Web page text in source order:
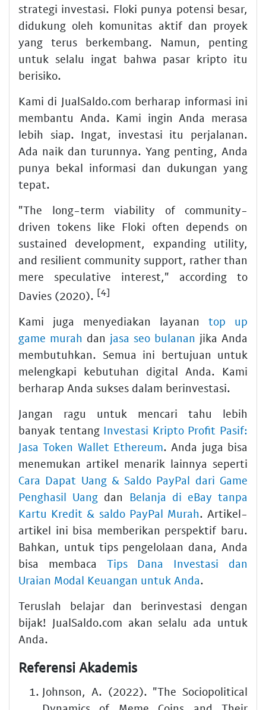
strategi investasi. Floki punya potensi besar,
didukung oleh komunitas aktif dan proyek
yang terus berkembang. Namun, penting
untuk selalu ingat bahwa pasar kripto itu
berisiko.
Kami di JualSaldo.com berharap informasi ini
membantu Anda. Kami ingin Anda merasa
lebih siap. Ingat, investasi itu perjalanan.
Ada naik dan turunnya. Yang penting, Anda
punya bekal informasi dan dukungan yang
tepat.
"The long-term viability of community-
driven tokens like Floki often depends on
sustained development, expanding utility,
and resilient community support, rather than
mere speculative interest," according to
Davies (2020). [4]
Kami juga menyediakan layanan top up
game murah dan jasa seo bulanan jika Anda
membutuhkan. Semua ini bertujuan untuk
melengkapi kebutuhan digital Anda. Kami
berharap Anda sukses dalam berinvestasi.
Jangan ragu untuk mencari tahu lebih
banyak tentang Investasi Kripto Profit Pasif:
Jasa Token Wallet Ethereum. Anda juga bisa
menemukan artikel menarik lainnya seperti
Cara Dapat Uang & Saldo PayPal dari Game
Penghasil Uang dan Belanja di eBay tanpa
Kartu Kredit & saldo PayPal Murah. Artikel-
artikel ini bisa memberikan perspektif baru.
Bahkan, untuk tips pengelolaan dana, Anda
bisa membaca Tips Dana Investasi dan
Uraian Modal Keuangan untuk Anda.
Teruslah belajar dan berinvestasi dengan
bijak! JualSaldo.com akan selalu ada untuk
Anda.
Referensi Akademis
Johnson, A. (2022). "The Sociopolitical